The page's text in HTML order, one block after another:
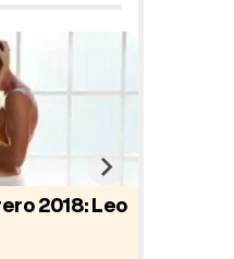
2018: Leo